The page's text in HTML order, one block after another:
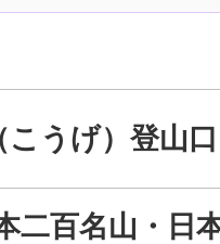
うげ） 登山
二百名山・日